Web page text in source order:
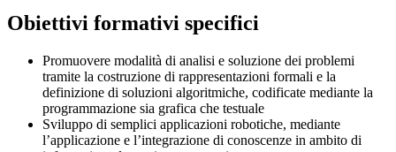
Obiettivi formativi specifici
Promuovere modalità di analisi e soluzione dei problemi
tramite la costruzione di rappresentazioni formali e la
definizione di soluzioni algoritmiche, codificate mediante la
programmazione sia grafica che testuale
Sviluppo di semplici applicazioni robotiche, mediante
l’applicazione e l’integrazione di conoscenze in ambito di